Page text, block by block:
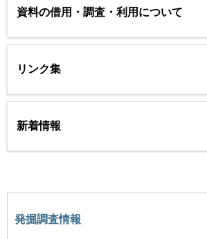
資料の借用・調査・利用について
リンク集
新着情報
発掘調査情報